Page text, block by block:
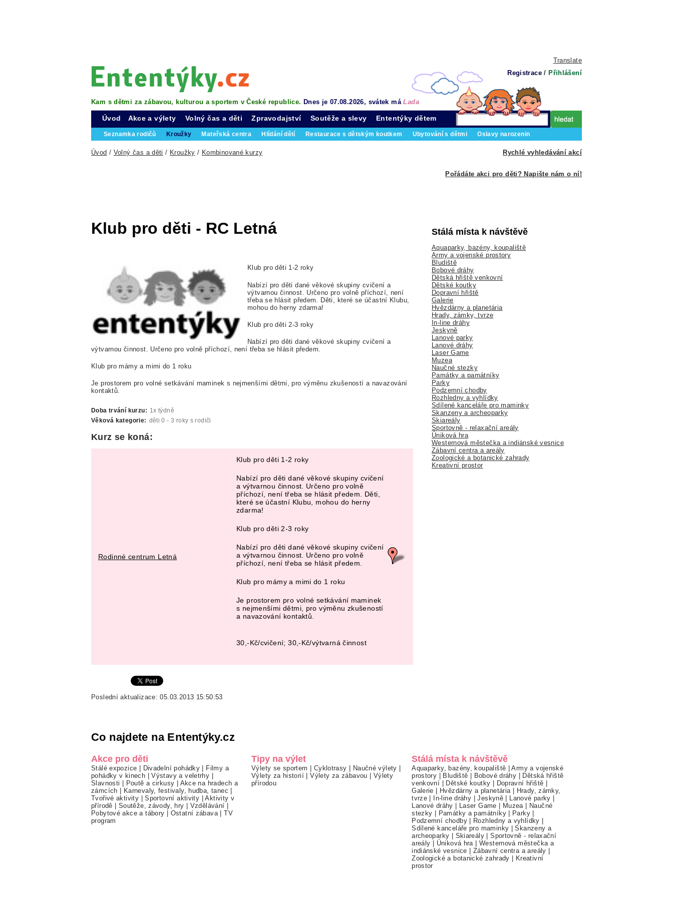
Translate
Registrace / Přihlášení
Kam s dětmi za zábavou, kulturou a sportem v České republice. Dnes je 07.08.2026, svátek máLada
Úvod Akce a výlety Volný čas a děti
Seznamka rodičů Kroužky Mateřská centra Hlídání dětí Restaurace s dětským koutkem Ubytování s dětmi Oslavy narozenin
Zpravodajství Soutěže a slevy Ententýky dětem
Rychlé vyhledávání akcí
Úvod / Volný čas a děti / Kroužky / Kombinované kurzy
Pořádáte akci pro děti? Napište nám o ní!
Klub pro děti - RC Letná
Klub pro děti 1-2 roky
Nabízí pro děti dané věkové skupiny cvičení a
výtvarnou činnost. Určeno pro volně příchozí, není
třeba se hlásit předem. Děti, které se účastní Klubu,
mohou do herny zdarma!
Klub pro děti 2-3 roky
Nabízí pro děti dané věkové skupiny cvičení a
výtvarnou činnost. Určeno pro volně příchozí, není třeba se hlásit předem.
Klub pro mámy a mimi do 1 roku
Je prostorem pro volné setkávání maminek s nejmenšími dětmi, pro výměnu zkušeností a navazování
kontaktů.
Doba trvání kurzu: 1x týdně
Věková kategorie: děti 0 - 3 roky s rodiči
Kurz se koná:
Rodinné centrum Letná
Klub pro děti 1-2 roky
Nabízí pro děti dané věkové skupiny cvičení
a výtvarnou činnost. Určeno pro volně
příchozí, není třeba se hlásit předem. Děti,
které se účastní Klubu, mohou do herny
zdarma!
Klub pro děti 2-3 roky
Nabízí pro děti dané věkové skupiny cvičení
a výtvarnou činnost. Určeno pro volně
příchozí, není třeba se hlásit předem.
Klub pro mámy a mimi do 1 roku
Je prostorem pro volné setkávání maminek
s nejmenšími dětmi, pro výměnu zkušeností
a navazování kontaktů.
30,-Kč/cvičení; 30,-Kč/výtvarná činnost
Poslední aktualizace: 05.03.2013 15:50:53
Stálá místa k návštěvě
Aquaparky, bazény, koupaliště
Army a vojenské prostory
Bludiště
Bobové dráhy
Dětská hřiště venkovní
Dětské koutky
Dopravní hřiště
Galerie
Hvězdárny a planetária
Hrady, zámky, tvrze
In-line dráhy
Jeskyně
Lanové parky
Lanové dráhy
Laser Game
Muzea
Naučné stezky
Památky a památníky
Parky
Podzemní chodby
Rozhledny a vyhlídky
Sdílené kanceláře pro maminky
Skanzeny a archeoparky
Skiareály
Sportovně - relaxační areály
Úniková hra
Westernová městečka a indiánské vesnice
Zábavní centra a areály
Zoologické a botanické zahrady
Kreativní prostor
Co najdete na Ententýky.cz
Akce pro děti
Stálé expozice | Divadelní pohádky | Filmy a
pohádky v kinech |Výstavy a veletrhy |
Slavnosti | Poutě a cirkusy | Akce na hradech a
zámcích | Karnevaly, festivaly, hudba, tanec |
Tvořivé aktivity |Sportovní aktivity |Aktivity v
přírodě | Soutěže, závody, hry | Vzdělávání |
Pobytové akce a tábory | Ostatní zábava |TV
program
Tipy na výlet
Výlety se sportem | Cyklotrasy | Naučné výlety |
Výlety za historií |Výlety za zábavou | Výlety
přírodou
Stálá místa k návštěvě
Aquaparky, bazény, koupaliště |Army a vojenské
prostory | Bludiště | Bobové dráhy | Dětská hřiště
venkovní | Dětské koutky | Dopravní hřiště |
Galerie | Hvězdárny a planetária | Hrady, zámky,
tvrze | In-line dráhy |Jeskyně | Lanové parky |
Lanové dráhy | Laser Game | Muzea | Naučné
stezky | Památky a památníky| Parky |
Podzemní chodby| Rozhledny a vyhlídky |
Sdílené kanceláře pro maminky |Skanzeny a
archeoparky | Skiareály |Sportovně - relaxační
areály | Úniková hra |Westernová městečka a
indiánské vesnice | Zábavní centra a areály |
Zoologické a botanické zahrady | Kreativní
prostor